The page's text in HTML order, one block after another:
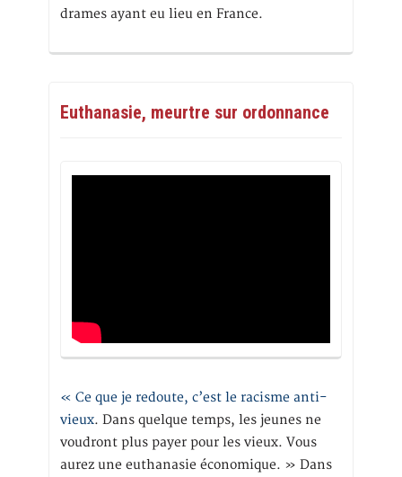
drames ayant eu lieu en France.
Euthanasie, meurtre sur ordonnance
« Ce que je redoute, c’est le racisme anti-
vieux. Dans quelque temps, les jeunes ne
voudront plus payer pour les vieux. Vous
aurez une euthanasie économique. » Dans